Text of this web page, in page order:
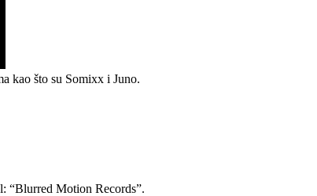
kao što su Somixx i Juno.
“Blurred Motion Records”.